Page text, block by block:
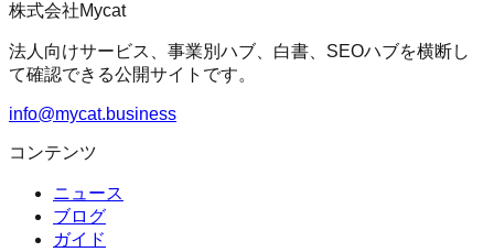
株式会社Mycat
法人向けサービス、事業別ハブ、白書、SEOハブを横断し
て確認できる公開サイトです。
info@mycat.business
コンテンツ
ニュース
ブログ
ガイド